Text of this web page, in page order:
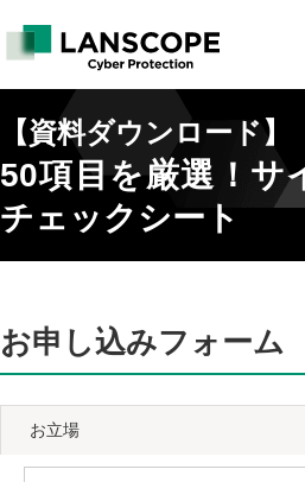
【資料ダウンロード】
50項目を厳選！サ
チェックシート
お申し込みフォーム
お立場